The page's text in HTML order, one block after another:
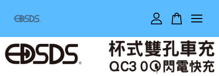
您的購物車目前還是空的。